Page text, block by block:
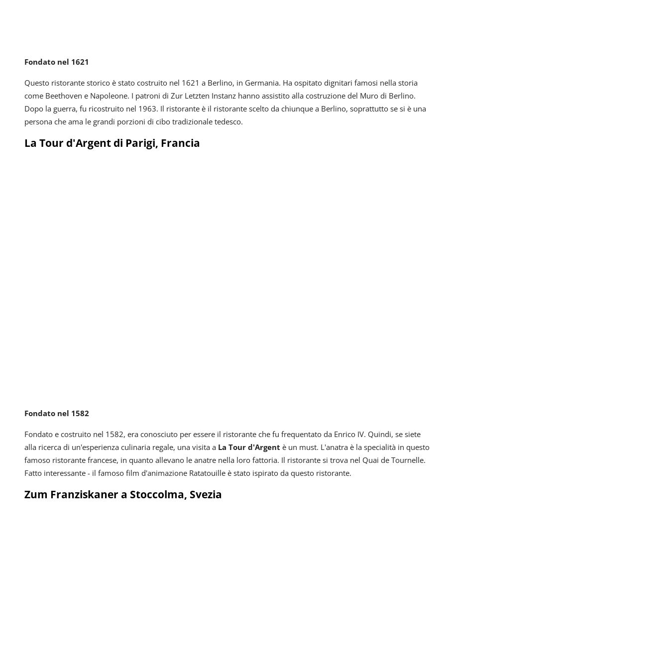
Fondato nel 1621
Questo ristorante storico è stato costruito nel 1621 a Berlino, in Germania. Ha ospitato dignitari famosi nella storia
come Beethoven e Napoleone. I patroni di Zur Letzten Instanz hanno assistito alla costruzione del Muro di Berlino.
Dopo la guerra, fu ricostruito nel 1963. Il ristorante è il ristorante scelto da chiunque a Berlino, soprattutto se si è una
persona che ama le grandi porzioni di cibo tradizionale tedesco.
La Tour d'Argent di Parigi, Francia
Fondato nel 1582
Fondato e costruito nel 1582, era conosciuto per essere il ristorante che fu frequentato da Enrico IV. Quindi, se siete
alla ricerca di un'esperienza culinaria regale, una visita a La Tour d'Argent è un must. L'anatra è la specialità in questo
famoso ristorante francese, in quanto allevano le anatre nella loro fattoria. Il ristorante si trova nel Quai de Tournelle.
Fatto interessante - il famoso film d'animazione Ratatouille è stato ispirato da questo ristorante.
Zum Franziskaner a Stoccolma, Svezia